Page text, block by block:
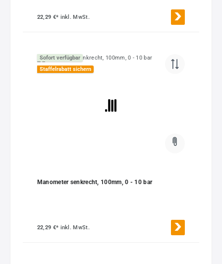
22,29 €* inkl. MwSt.
Sofort verfügbar
Staffelrabatt sichern
Manometer senkrecht, 100mm, 0 - 10 bar
22,29 €* inkl. MwSt.